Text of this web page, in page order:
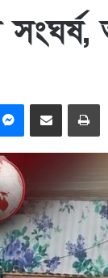
MessengerShare via Email